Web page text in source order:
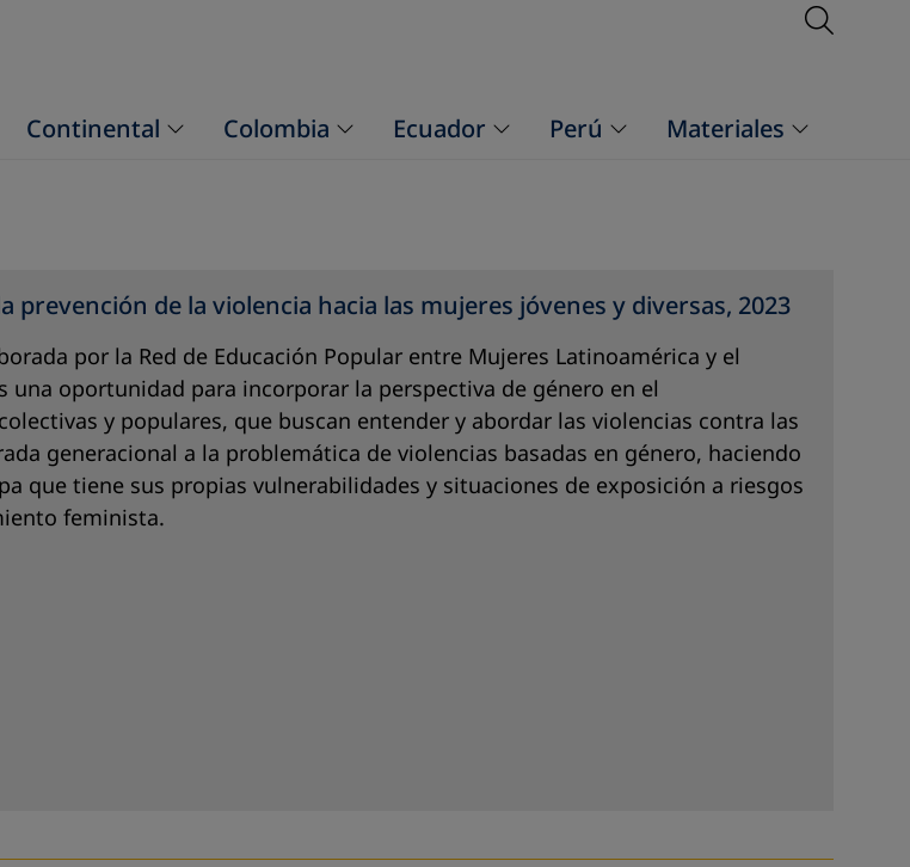
Open
Continental Colombia Ecuador Perú Materiales
prevención de la violencia hacia las mujeres jóvenes y diversas, 2023
por la Red de Educación Popular entre Mujeres Latinoamérica y el
una oportunidad para incorporar la perspectiva de género en el
y populares, que buscan entender y abordar las violencias contra las
generacional a la problemática de violencias basadas en género, haciendo
que tiene sus propias vulnerabilidades y situaciones de exposición a riesgos
feminista.